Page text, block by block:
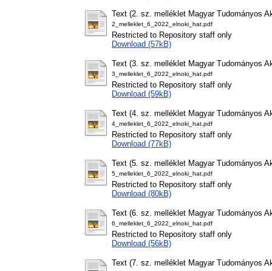
Text (2. sz. melléklet Magyar Tudományos
2_melleklet_6_2022_elnoki_hat.pdf
Restricted to Repository staff only
Download (57kB)
Text (3. sz. melléklet Magyar Tudományos
3_melleklet_6_2022_elnoki_hat.pdf
Restricted to Repository staff only
Download (59kB)
Text (4. sz. melléklet Magyar Tudományos
4_melleklet_6_2022_elnoki_hat.pdf
Restricted to Repository staff only
Download (77kB)
Text (5. sz. melléklet Magyar Tudományos
5_melleklet_6_2022_elnoki_hat.pdf
Restricted to Repository staff only
Download (80kB)
Text (6. sz. melléklet Magyar Tudományos
6_melleklet_6_2022_elnoki_hat.pdf
Restricted to Repository staff only
Download (56kB)
Text (7. sz. melléklet Magyar Tudományos